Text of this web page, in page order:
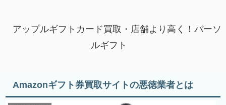
アップルギフトカード買取・店舗より高く！バーソ
ルギフト
Amazonギフト券買取サイトの悪徳業者とは